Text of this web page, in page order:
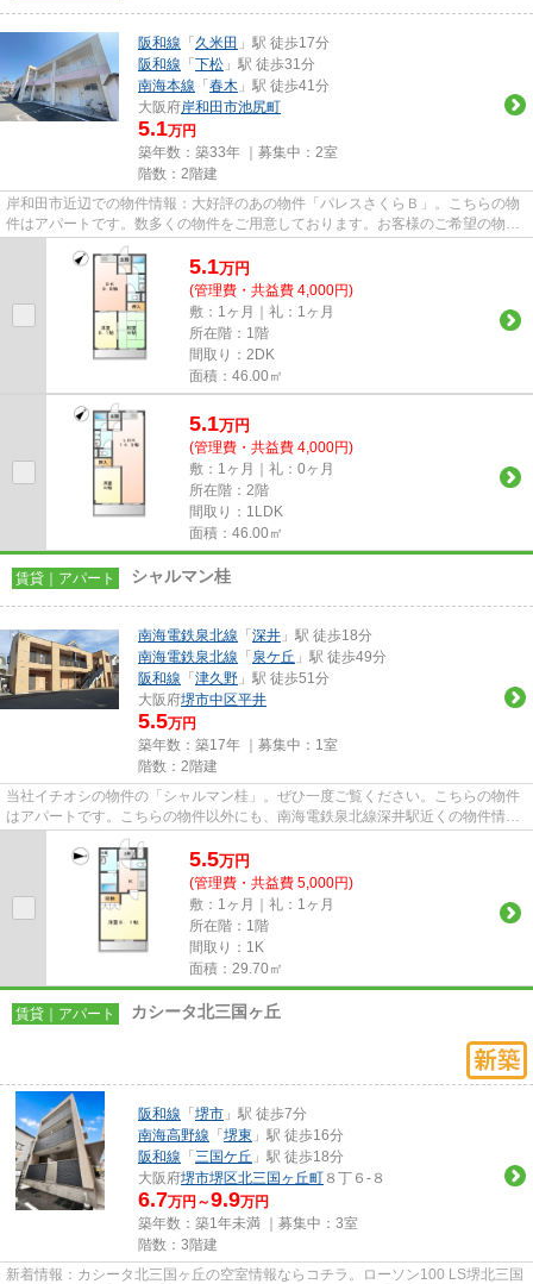
阪和線 「 久米田 」駅 徒歩17分
阪和線 「 下松 」駅 徒歩31分
南海本線 「 春木 」駅 徒歩41分
大阪府岸和田市池尻町
5.1万円
築年数：築33年 ｜募集中： 2室
階数：2階建
岸和田市近辺での物件情報：大好評のあの物件「パレスさくらＢ」。こちらの物
件はアパートです。数多くの物件をご用意しております。お客様のご希望の物件
をお選び下さい。スタッフ一...
5.1万円
(管理費・共益費 4,000円)
敷：1ヶ月｜礼：1ヶ月
所在階：1階
間取り：2DK
面積：46.00㎡
5.1万円
(管理費・共益費 4,000円)
敷：1ヶ月｜礼：0ヶ月
所在階：2階
間取り：1LDK
面積：46.00㎡
賃貸｜アパート シャルマン桂
南海電鉄泉北線 「 深井 」駅 徒歩18分
南海電鉄泉北線 「 泉ケ丘 」駅 徒歩49分
阪和線 「 津久野 」駅 徒歩51分
大阪府堺市中区平井
5.5万円
築年数：築17年 ｜募集中： 1室
階数：2階建
当社イチオシの物件の「シャルマン桂」。ぜひ一度ご覧ください。こちらの物件
はアパートです。こちらの物件以外にも、南海電鉄泉北線深井駅近くの物件情報
を取り扱っております。物件...
5.5万円
(管理費・共益費 5,000円)
敷：1ヶ月｜礼：1ヶ月
所在階：1階
間取り：1K
面積：29.70㎡
賃貸｜アパート カシータ北三国ヶ丘
阪和線 「 堺市 」駅 徒歩7分
南海高野線 「 堺東 」駅 徒歩16分
阪和線 「 三国ケ丘 」駅 徒歩18分
大阪府堺市堺区北三国ヶ丘町 ８丁６-８
6.7万円～9.9万円
築年数：築1年未満 ｜募集中： 3室
階数：3階建
新着情報：カシータ北三国ヶ丘の空室情報ならコチラ。ローソン100 LS堺北三国